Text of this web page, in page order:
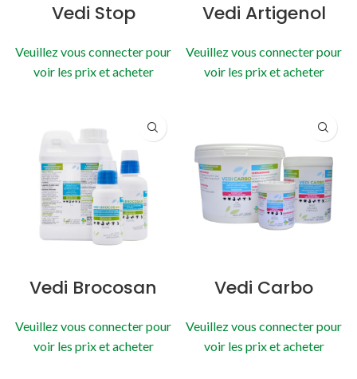
Vedi Stop
Veuillez vous connecter pour
voir les prix et acheter
Vedi Artigenol
Veuillez vous connecter pour
voir les prix et acheter
Vedi Brocosan
Veuillez vous connecter pour
voir les prix et acheter
Vedi Carbo
Veuillez vous connecter pour
voir les prix et acheter